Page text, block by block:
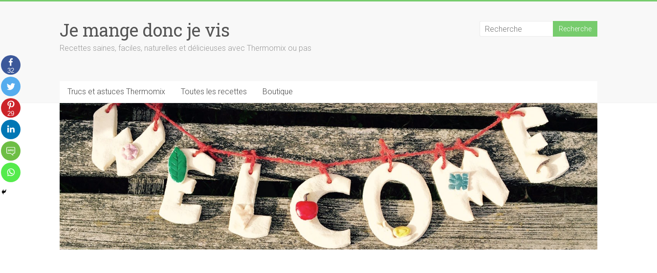
Je mange donc je vis
Recettes saines, faciles, naturelles et délicieuses avec Thermomix ou pas
Trucs et astuces Thermomix Toutes les recettes Boutique
32
29